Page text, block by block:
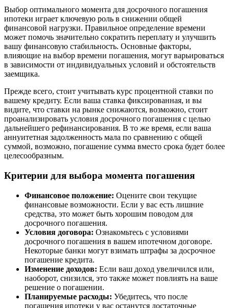
Выбор оптимального момента для досрочного погашения
ипотеки играет ключевую роль в снижении общей
финансовой нагрузки. Правильное определение времени
может помочь значительно сократить переплату и улучшить
вашу финансовую стабильность. Основные факторы,
влияющие на выбор времени погашения, могут варьироваться
в зависимости от индивидуальных условий и обстоятельств
заемщика.
Прежде всего, стоит учитывать курс процентной ставки по
вашему кредиту. Если ваша ставка фиксированная, и вы
видите, что ставки на рынке снижаются, возможно, стоит
проанализировать условия досрочного погашения с целью
дальнейшего рефинансирования. В то же время, если ваша
аннуитетная задолженность мала по сравнению с общей
суммой, возможно, погашение сумма вместо срока будет более
целесообразным.
Критерии для выбора момента погашения
Финансовое положение: Оцените свои текущие
финансовые возможности. Если у вас есть лишние
средства, это может быть хорошим поводом для
досрочного погашения.
Условия договора: Ознакомьтесь с условиями
досрочного погашения в вашем ипотечном договоре.
Некоторые банки могут взимать штрафы за досрочное
погашение кредита.
Изменение доходов: Если ваш доход увеличился или,
наоборот, снизился, это также может повлиять на ваше
решение о погашении.
Планируемые расходы: Убедитесь, что после
погашения ипотеки у вас останутся достаточные